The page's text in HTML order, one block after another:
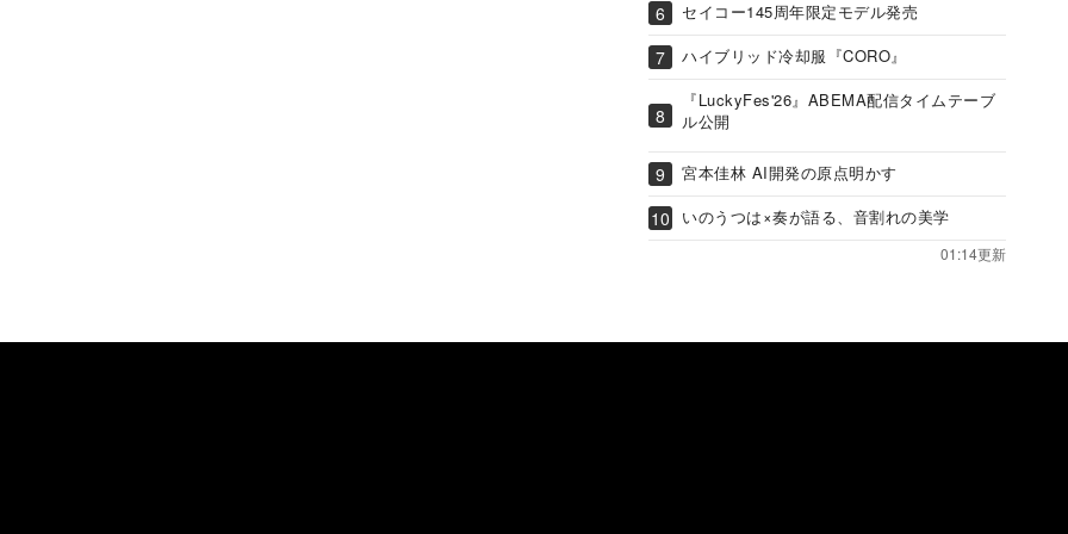
セイコー145周年限定モデル発売
ハイブリッド冷却服『CORO』
『LuckyFes'26』ABEMA配信タイムテーブ
ル公開
宮本佳林 AI開発の原点明かす
いのうつは×奏が語る、音割れの美学
01:14更新